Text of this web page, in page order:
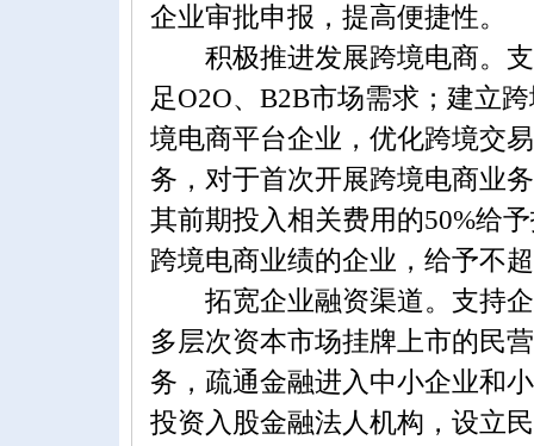
企业审批申报，提高便捷性。
积极推进发展跨境电商。支
足O2O、B2B市场需求；建立
境电商平台企业，优化跨境交
务，对于首次开展跨境电商业
其前期投入相关费用的50%给
跨境电商业绩的企业，给予不
拓宽企业融资渠道。支持企
多层次资本市场挂牌上市的民
务，疏通金融进入中小企业和
投资入股金融法人机构，设立